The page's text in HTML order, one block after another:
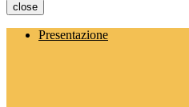
close
Presentazione